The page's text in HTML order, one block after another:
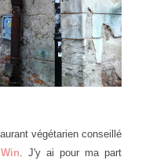
végétarien conseillé
. J'y ai pour ma part